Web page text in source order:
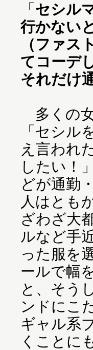
「セシル
行かない
（ファス
てコーデ
それだけ
多くの
「セシル
え言われ
したい！
どが通勤
人はとも
ざわざ大
ルなど手
った服を
ールで幅
と、そう
ンドにこ
ギャル系
くことに